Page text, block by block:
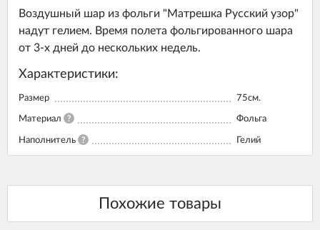
Воздушный шар из фольги "Матрешка Русский узор"
надут гелием. Время полета фольгированного шара
от 3-х дней до нескольких недель.
Характеристики:
Размер 75см.
Материал ? Фольга
Наполнитель ? Гелий